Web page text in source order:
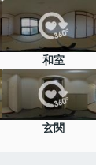
和室
玄関